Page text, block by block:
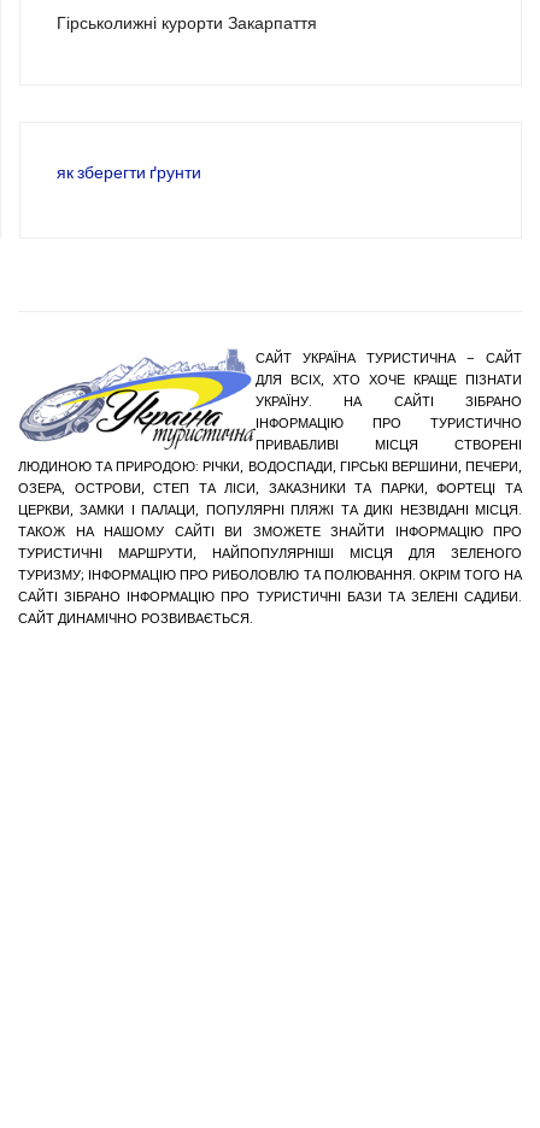
Гірськолижні курорти Закарпаття
як зберегти ґрунти
САЙТ УКРАЇНА ТУРИСТИЧНА – САЙТ
ДЛЯ ВСІХ, ХТО ХОЧЕ КРАЩЕ ПІЗНАТИ
УКРАЇНУ. НА САЙТІ ЗІБРАНО
ІНФОРМАЦІЮ ПРО ТУРИСТИЧНО
ПРИВАБЛИВІ МІСЦЯ СТВОРЕНІ
ЛЮДИНОЮ ТА ПРИРОДОЮ: РІЧКИ, ВОДОСПАДИ, ГІРСЬКІ ВЕРШИНИ, ПЕЧЕРИ,
ОЗЕРА, ОСТРОВИ, СТЕП ТА ЛІСИ, ЗАКАЗНИКИ ТА ПАРКИ, ФОРТЕЦІ ТА
ЦЕРКВИ, ЗАМКИ І ПАЛАЦИ, ПОПУЛЯРНІ ПЛЯЖІ ТА ДИКІ НЕЗВІДАНІ МІСЦЯ.
ТАКОЖ НА НАШОМУ САЙТІ ВИ ЗМОЖЕТЕ ЗНАЙТИ ІНФОРМАЦІЮ ПРО
ТУРИСТИЧНІ МАРШРУТИ, НАЙПОПУЛЯРНІШІ МІСЦЯ ДЛЯ ЗЕЛЕНОГО
ТУРИЗМУ; ІНФОРМАЦІЮ ПРО РИБОЛОВЛЮ ТА ПОЛЮВАННЯ. ОКРІМ ТОГО НА
САЙТІ ЗІБРАНО ІНФОРМАЦІЮ ПРО ТУРИСТИЧНІ БАЗИ ТА ЗЕЛЕНІ САДИБИ.
САЙТ ДИНАМІЧНО РОЗВИВАЄТЬСЯ.